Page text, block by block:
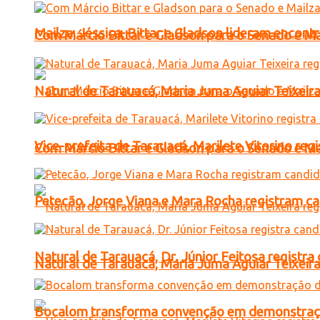
Mailza, Jéssica, Bittar e Gladson lideram
Com Márcio Bittar e Gladson para o Senado e
Natural de Tarauacá, Maria Juma Aguiar
Com Márcio Bittar e Gladson para o Senado e
Natural de Tarauacá, Maria Juma Aguiar
Vice-prefeita de Tarauacá, Marilete Vitorino
Petecão, Jorge Viana e Mara Rocha registram
Natural de Tarauacá, Dr. Júnior Feitosa
Bocalom transforma convenção em